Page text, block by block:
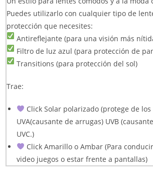
Puedes utilizarlo con cualquier tipo de
protección que necesites:
Antireflejante (para una visión más
Filtro de luz azul (para protección de
Transitions (para protección del sol)
Trae:
Click Solar polarizado (protege de los
UVA(causante de arrugas) UVB
UVC.)
Click Amarillo o Ambar (Para
video juegos o estar frente a pantallas)